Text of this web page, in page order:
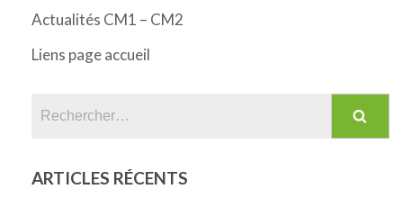
Actualités CM1 – CM2
Liens page accueil
ARTICLES RÉCENTS